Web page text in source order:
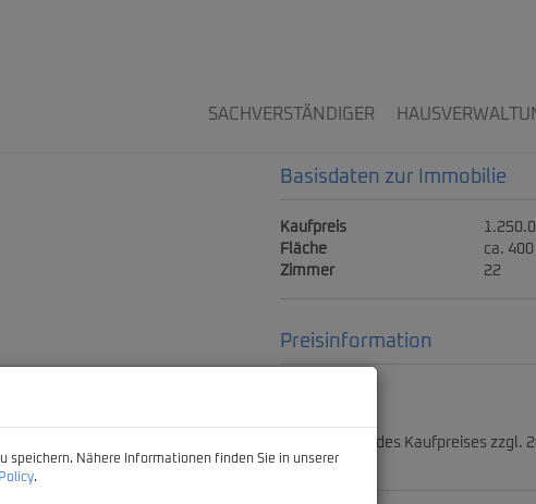
SACHVERSTÄNDIGER
Basisdaten zur Immobilie
Kaufpreis
Fläche
ca.
Zimmer 22
Preisinformation
3% des Kaufpreises zzgl.
speichern. Nähere Informationen finden Sie in unserer
.